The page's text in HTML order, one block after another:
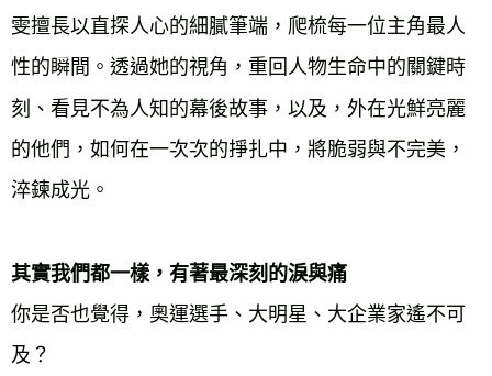
雯擅長以直探人心的細膩筆端，爬梳每一位主角最人
性的瞬間。透過她的視角，重回人物生命中的關鍵時
刻、看見不為人知的幕後故事，以及，外在光鮮亮麗
的他們，如何在一次次的掙扎中，將脆弱與不完美，
淬鍊成光。
其實我們都一樣，有著最深刻的淚與痛
你是否也覺得，奧運選手、大明星、大企業家遙不可
及？